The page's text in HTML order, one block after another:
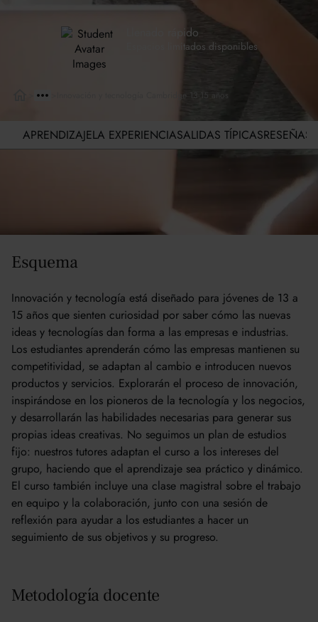
Llenado rápido
Espacios limitados disponibles
Innovación y tecnología Cambridge 13-15 años
APRENDIZAJELA EXPERIENCIASALIDAS TÍPICASRESEÑAS
Esquema
Innovación y tecnología está diseñado para jóvenes de 13 a
15 años que sienten curiosidad por saber cómo las nuevas
ideas y tecnologías dan forma a las empresas e industrias.
Los estudiantes aprenderán cómo las empresas mantienen su
competitividad, se adaptan al cambio e introducen nuevos
productos y servicios. Explorarán el proceso de innovación,
inspirándose en los pioneros de la tecnología y los negocios,
y desarrollarán las habilidades necesarias para generar sus
propias ideas creativas. No seguimos un plan de estudios
fijo: nuestros tutores adaptan el curso a los intereses del
grupo, haciendo que el aprendizaje sea práctico y dinámico.
El curso también incluye una clase magistral sobre el trabajo
en equipo y la colaboración, junto con una sesión de
reflexión para ayudar a los estudiantes a hacer un
seguimiento de sus objetivos y su progreso.
Metodología docente